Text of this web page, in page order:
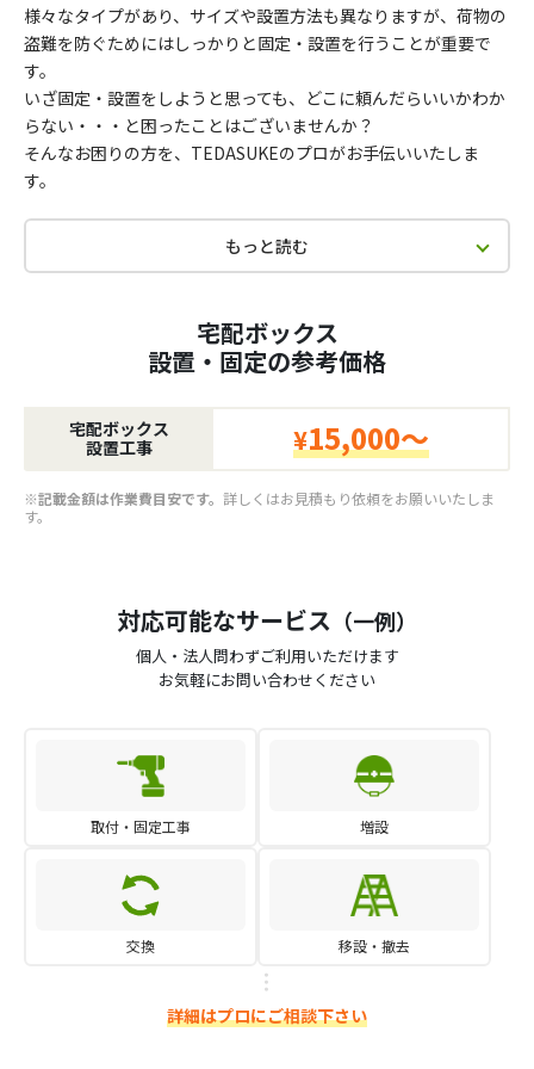
様々なタイプがあり、サイズや設置方法も異なりますが、荷物の
盗難を防ぐためにはしっかりと固定・設置を行うことが重要で
す。
いざ固定・設置をしようと思っても、どこに頼んだらいいかわか
らない・・・と困ったことはございませんか？
そんなお困りの方を、TEDASUKEのプロがお手伝いいたしま
す。
もっと読む
宅配ボックス
設置・固定の参考価格
宅配ボックス
設置工事
¥15,000～
※記載金額は作業費目安です。 詳しくはお見積もり依頼をお願いいたしま
す。
対応可能なサービス （一例）
個人・法人問わずご利用いただけます
お気軽にお問い合わせください
取付・固定工事 増設
交換 移設・撤去
詳細はプロにご相談下さい